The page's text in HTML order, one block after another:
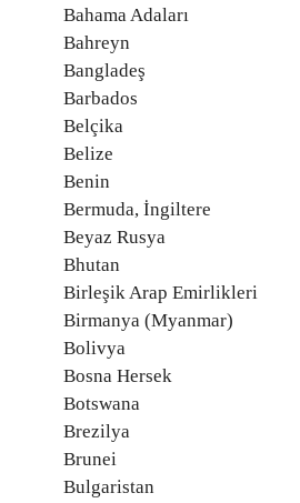
Bahama Adaları
Bahreyn
Bangladeş
Barbados
Belçika
Belize
Benin
Bermuda, İngiltere
Beyaz Rusya
Bhutan
Birleşik Arap Emirlikleri
Birmanya (Myanmar)
Bolivya
Bosna Hersek
Botswana
Brezilya
Brunei
Bulgaristan